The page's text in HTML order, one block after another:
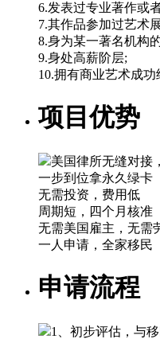
6.发表过专业著作或
7.其作品参加过艺术
8.身为某一著名机构
9.身处高薪阶层;
10.拥有商业艺术成
项目优势
美国律所无缝对接
一步到位拿永久绿卡
无需投资，费用低
周期短，四个月核准
无需美国雇主，无需
一人申请，全家移民
申请流程
1、初步评估，与